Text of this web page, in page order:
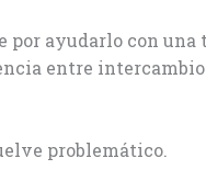
por ayudarlo con una
entre
problemático.